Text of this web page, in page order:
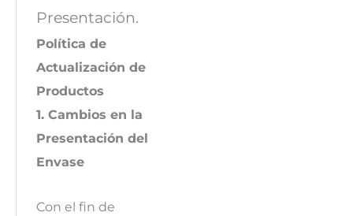
Presentación.
Política de
Actualización de
Productos
1. Cambios en la
Presentación del
Envase
Con el fin de